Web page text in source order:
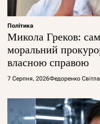
Політика
Микола Греков:
моральний
власною справою
7 Серпня, 2026Федоренко